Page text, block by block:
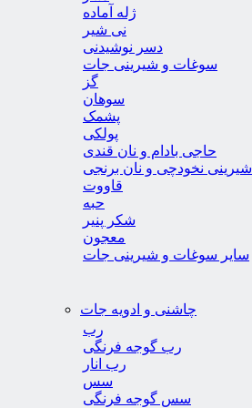
ژله آماده
نی شیر
دسر نوشیدنی
سوغات و شیرینی جات
گز
سوهان
پشمک
پولکی
حاجی بادام و نان قندی
شیرینی نخودچی و نان برنجی
قاووت
حبه
شکر پنیر
معجون
سایر سوغات و شیرینی جات
چاشنی و ادویه جات
رب
رب گوجه فرنگی
رب انار
سس
سس گوجه فرنگی